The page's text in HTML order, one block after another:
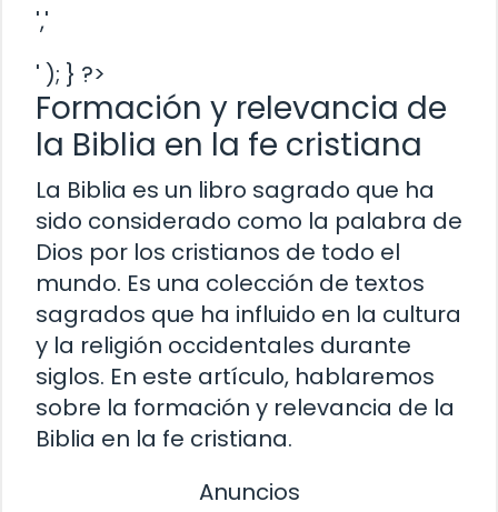
','
' ); } ?>
Formación y relevancia de
la Biblia en la fe cristiana
La Biblia es un libro sagrado que ha
sido considerado como la palabra de
Dios por los cristianos de todo el
mundo. Es una colección de textos
sagrados que ha influido en la cultura
y la religión occidentales durante
siglos. En este artículo, hablaremos
sobre la formación y relevancia de la
Biblia en la fe cristiana.
Anuncios